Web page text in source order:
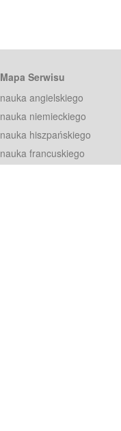
Mapa Serwisu
nauka angielskiego
nauka niemieckiego
nauka hiszpańskiego
nauka francuskiego